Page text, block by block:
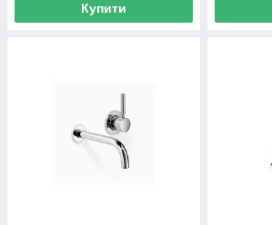
Купити